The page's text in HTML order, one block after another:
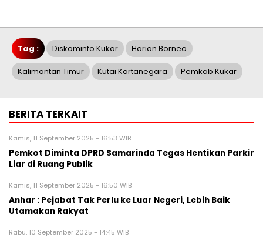
Tag : Diskominfo Kukar Harian Borneo
Kalimantan Timur Kutai Kartanegara Pemkab Kukar
BERITA TERKAIT
Kamis, 11 September 2025 - 16:53 WIB
Pemkot Diminta DPRD Samarinda Tegas Hentikan Parkir
Liar di Ruang Publik
Kamis, 11 September 2025 - 16:50 WIB
Anhar : Pejabat Tak Perlu ke Luar Negeri, Lebih Baik
Utamakan Rakyat
Rabu, 10 September 2025 - 14:45 WIB